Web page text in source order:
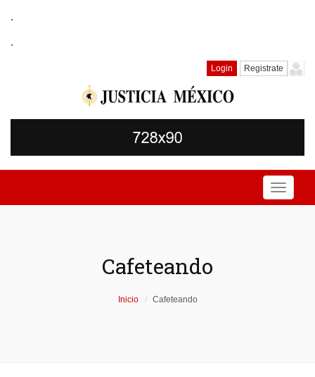
.
.
Login Registrate
Toggle
Cafeteando
Inicio Cafeteando